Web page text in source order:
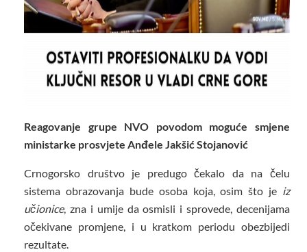
Reagovanje grupe NVO povodom moguće smjene
ministarke prosvjete Anđele Jakšić Stojanović
Crnogorsko društvo je predugo čekalo da na čelu
sistema obrazovanja bude osoba koja, osim što je iz
učionice, zna i umije da osmisli i sprovede, decenijama
očekivane promjene, i u kratkom periodu obezbijedi
rezultate.